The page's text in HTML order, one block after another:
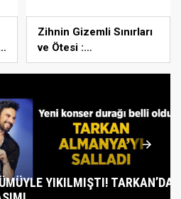
Zihnin Gizemli Sınırları
ve Ötesi :
Nasılnedir.com
YIKILMIŞTI! TARKAN’DAN